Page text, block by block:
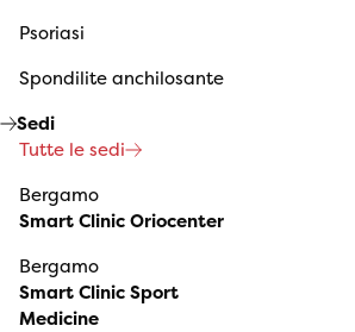
Psoriasi
Spondilite anchilosante
Sedi
Tutte le sedi
Bergamo
Smart Clinic Oriocenter
Bergamo
Smart Clinic Sport
Medicine